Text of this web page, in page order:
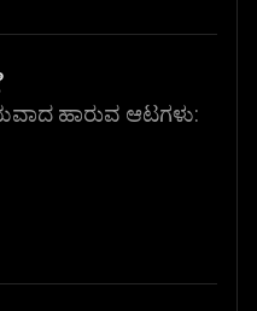
ಹಾರುವ ಆಟಗಳು: